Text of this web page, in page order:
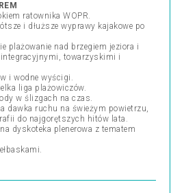
ratownika WOPR.
i dłuższe wyprawy kajakowe po
plażowanie nad brzegiem jeziora i
towarzyskimi i
i wodne wyścigi.
liga plażowiczów.
w ślizgach na czas.
dawka ruchu na świeżym powietrzu,
do najgorętszych hitów lata.
dyskoteka plenerowa z tematem